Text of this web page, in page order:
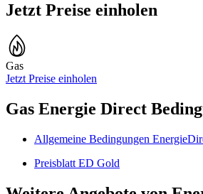
Jetzt Preise einholen
Gas
Jetzt Preise einholen
Gas Energie Direct
Allgemeine Bedingungen
Preisblatt ED Gold